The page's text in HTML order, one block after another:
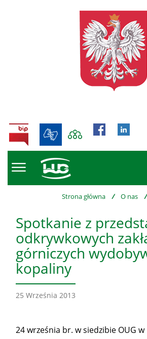
BIP
Strona główna / O nas /
Spotkanie z
odkrywkowych
górniczych
kopaliny
25 Września 2013
24 września br. w siedzibie OUG